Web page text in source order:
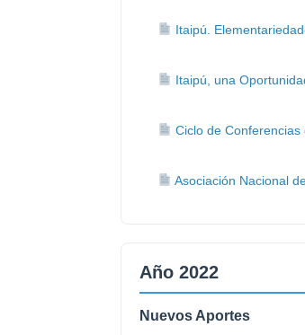
Itaipú.
Itaipú, una
Ciclo de
Asociación Nacional
Año 2022
Nuevos Aportes